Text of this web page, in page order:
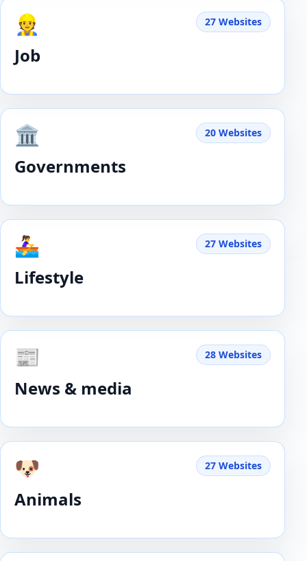
👷
Job
27 Websites
🏛️
Governments
20 Websites
🚣‍♀️
Lifestyle
27 Websites
📰
News & media
28 Websites
🐶
Animals
27 Websites